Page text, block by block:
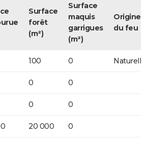
Surface
forêt
(m²)
Surface
maquis
garrigues
(m²)
Origine
du feu
100 0 Naturelle
0 0
0 0
20 000 0